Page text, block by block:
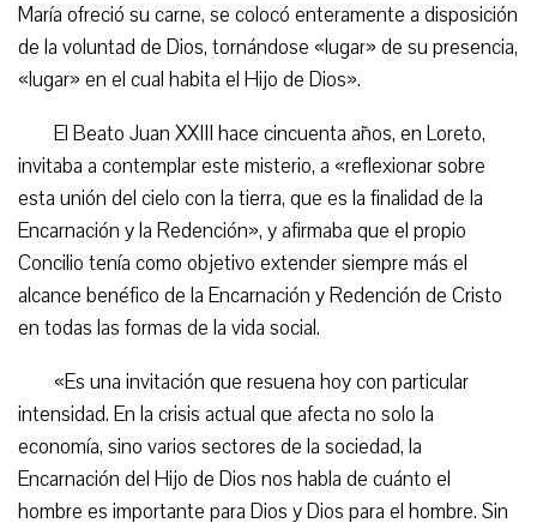
María ofreció su carne, se colocó enteramente a disposición
de la voluntad de Dios, tornándose «lugar» de su presencia,
«lugar» en el cual habita el Hijo de Dios».
El Beato Juan XXIII hace cincuenta años, en Loreto,
invitaba a contemplar este misterio, a «reflexionar sobre
esta unión del cielo con la tierra, que es la finalidad de la
Encarnación y la Redención», y afirmaba que el propio
Concilio tenía como objetivo extender siempre más el
alcance benéfico de la Encarnación y Redención de Cristo
en todas las formas de la vida social.
«Es una invitación que resuena hoy con particular
intensidad. En la crisis actual que afecta no solo la
economía, sino varios sectores de la sociedad, la
Encarnación del Hijo de Dios nos habla de cuánto el
hombre es importante para Dios y Dios para el hombre. Sin